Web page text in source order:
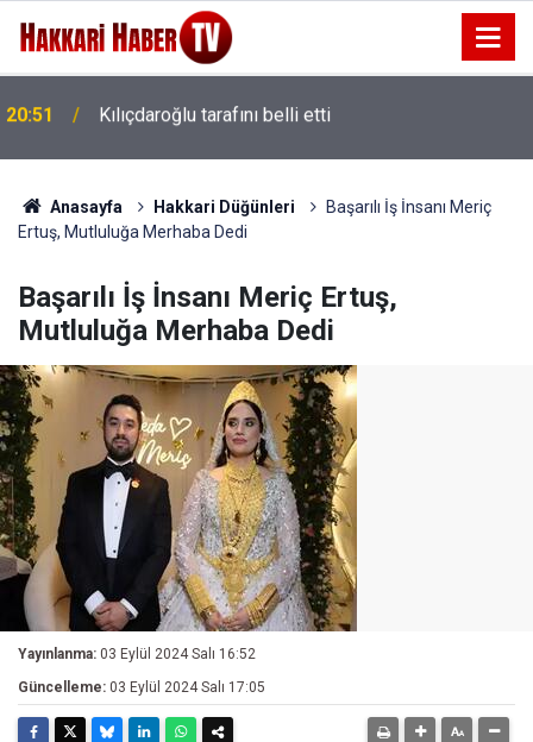
20:48 Barışın temeli seçim hesabı değildir
Anasayfa Hakkari Düğünleri
Başarılı İş İnsanı Meriç
Ertuş, Mutluluğa Merhaba Dedi
Başarılı İş İnsanı Meriç Ertuş,
Mutluluğa Merhaba Dedi
Yayınlanma: 03 Eylül 2024 Salı 16:52
Güncelleme: 03 Eylül 2024 Salı 17:05